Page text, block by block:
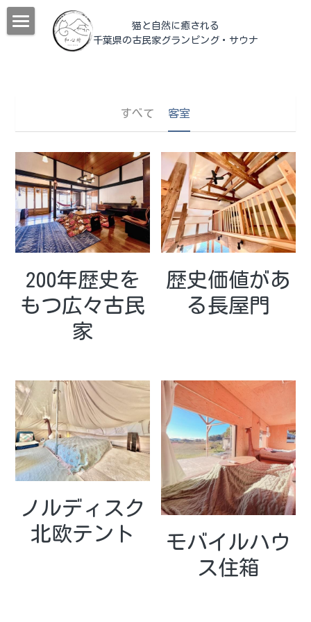
猫と自然に癒される
千葉県の古民家グランピング ・サウナ
猫治誕生キャンペーン
よくあるご質問
メディア掲載＆YouTube
公式サイトが最もお得！
チェックイン
森サウナ
猫食堂
ヤギと烏骨鶏の家
ツリーテラス
触れ合い広場
宿泊
客室
管理人室
食事
過ごす
美活女子会
日帰り
BLOG
すべてのカテゴリ
季節の里山
猫と動物たち
お知らせ
和心村の日常
冬の過ごし方
おすすめ特集
テレビ取材
観光案内
観光モデルコース
周辺観光情報
En
繁體中文
宿泊予約
すべて 客室
200年歴史を
もつ広々古民
家
歴史価値があ
る長屋門
ノルディスク
北欧テント
モバイルハウ
ス住箱